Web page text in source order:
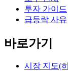
투자 가이드
급등락 사유
바로가기
시장 지도(